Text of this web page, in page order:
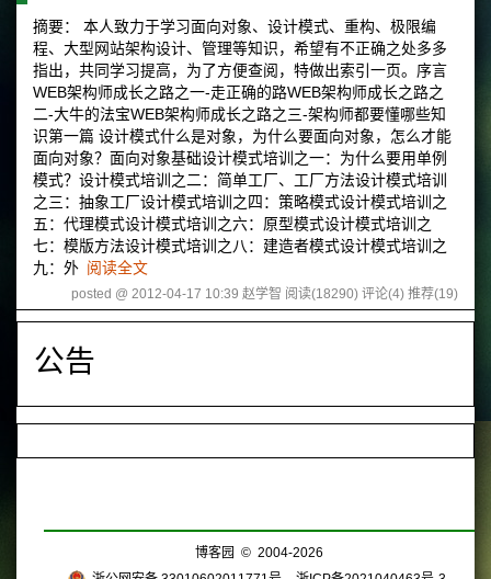
摘要： 本人致力于学习面向对象、设计模式、重构、极限编
程、大型网站架构设计、管理等知识，希望有不正确之处多多
指出，共同学习提高，为了方便查阅，特做出索引一页。序言
WEB架构师成长之路之一-走正确的路WEB架构师成长之路之
二-大牛的法宝WEB架构师成长之路之三-架构师都要懂哪些知
识第一篇 设计模式什么是对象，为什么要面向对象，怎么才能
面向对象？面向对象基础设计模式培训之一：为什么要用单例
模式？设计模式培训之二：简单工厂、工厂方法设计模式培训
之三：抽象工厂设计模式培训之四：策略模式设计模式培训之
五：代理模式设计模式培训之六：原型模式设计模式培训之
七：模版方法设计模式培训之八：建造者模式设计模式培训之
九：外 阅读全文
posted @ 2012-04-17 10:39 赵学智 阅读(18290) 评论(4) 推荐(19)
公告
博客园 © 2004-2026